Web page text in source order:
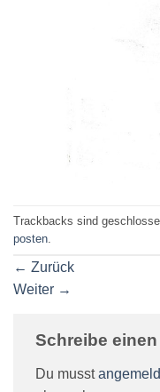
Trackbacks sind
posten
← Zurück
Weiter →
Schreibe
Du musst